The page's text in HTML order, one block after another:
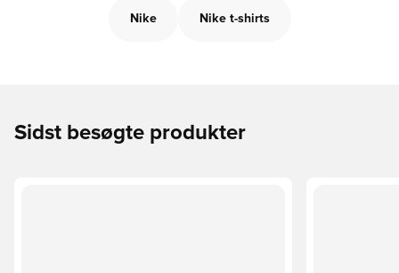
Nike Nike t-shirts
Sidst besøgte produkter